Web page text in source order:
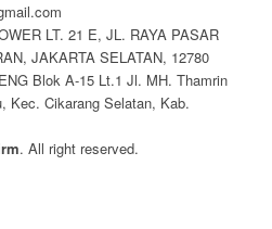
LT. 21 E, JL. RAYA PASAR
JAKARTA SELATAN, 12780
Blok A-15 Lt.1 Jl. MH. Thamrin
Kec. Cikarang Selatan, Kab.
. All right reserved.